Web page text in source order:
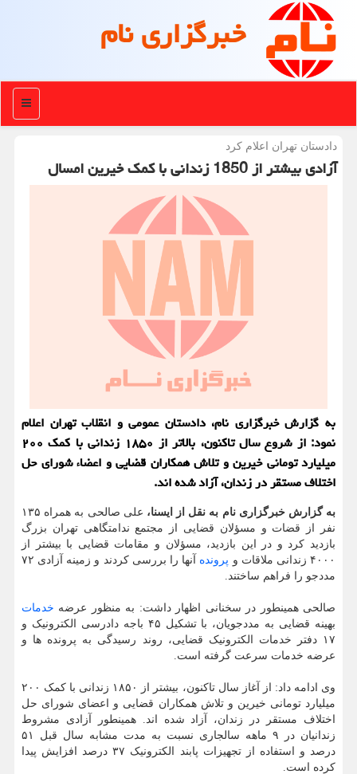
خبرگزاری نام
منو
دادستان تهران اعلام كرد
آزادی بیشتر از 1850 زندانی با کمک خیرین امسال
به گزارش خبرگزاری نام، دادستان عمومی و انقلاب تهران اعلام
نمود: از شروع سال تاکنون، بالاتر از ۱۸۵۰ زندانی با کمک ۲۰۰
میلیارد تومانی خیرین و تلاش همکاران قضایی و اعضاء شورای حل
اختلاف مستقر در زندان، آزاد شده اند.
به گزارش خبرگزاری نام به نقل از ایسنا،
علی صالحی به همراه ۱۳۵
نفر از قضات و مسؤلان قضایی از مجتمع ندامتگاهی تهران بزرگ
بازدید کرد و در این بازدید، مسؤلان و مقامات قضایی با بیشتر از
۴۰۰۰ زندانی ملاقات و
پرونده
آنها را بررسی کردند و زمینه آزادی ۷۲
مددجو را فراهم ساختند.
صالحی همینطور در سخنانی اظهار داشت: به منظور عرضه خدمات
بهینه قضایی به مددجویان، با تشکیل ۴۵ باجه دادرسی الکترونیک و
۱۷ دفتر خدمات الکترونیک قضایی، روند رسیدگی به پرونده ها و
عرضه خدمات سرعت گرفته است.
وی ادامه داد: از آغاز سال تاکنون، بیشتر از ۱۸۵۰ زندانی با کمک ۲۰۰
میلیارد تومانی خیرین و تلاش همکاران قضایی و اعضای شورای حل
اختلاف مستقر در زندان، آزاد شده اند. همینطور آزادی مشروط
زندانیان در ۹ ماهه سالجاری نسبت به مدت مشابه سال قبل ۵۱
درصد و استفاده از تجهیزات پابند الکترونیک ۳۷ درصد افزایش پیدا
کرده است.